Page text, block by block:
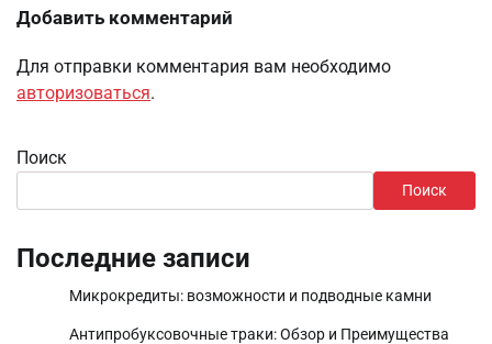
Добавить комментарий
Для отправки комментария вам необходимо
авторизоваться.
Поиск
Поиск
Последние записи
Микрокредиты: возможности и подводные камни
Антипробуксовочные траки: Обзор и Преимущества